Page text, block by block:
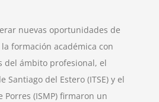
nuevas oportunidades de
formación académica con
del ámbito profesional, el
Santiago del Estero (ITSE) y el
(ISMP) firmaron un